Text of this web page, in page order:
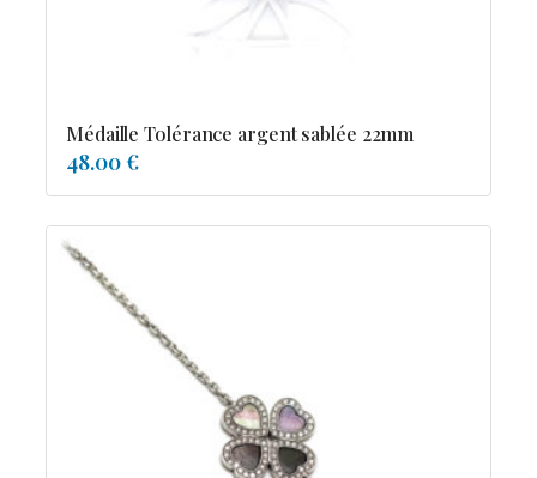
Médaille Tolérance argent sablée 22mm
48.00 €